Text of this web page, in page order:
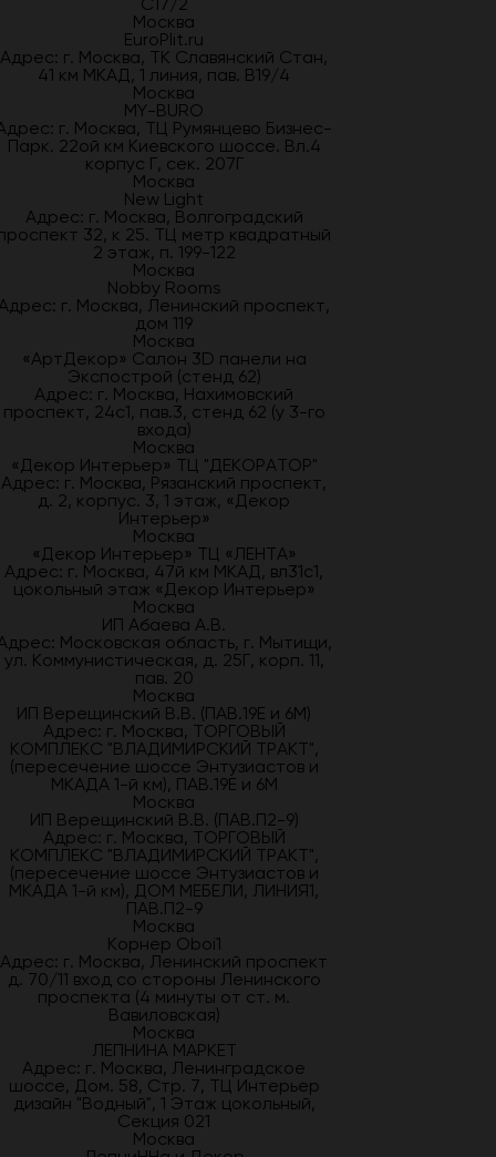
Москва
EuroPlit.ru
Адрес: г. Москва, ТК Славянский Стан,
41 км МКАД, 1 линия, пав. В19/4
Москва
MY-BURO
г. Москва, ТЦ Румянцево Бизнес-
Парк. 22ой км Киевского шоссе. Вл.4
корпус Г, сек. 207Г
Москва
New Light
Адрес: г. Москва, Волгоградский
32, к 25. ТЦ метр квадратный
2 этаж, п. 199-122
Москва
Nobby Rooms
г. Москва, Ленинский проспект,
дом 119
Москва
«АртДекор» Салон 3D панели на
Экспострой (стенд 62)
Адрес: г. Москва, Нахимовский
проспект, 24с1, пав.3, стенд 62 (у 3-го
входа)
Москва
«Декор Интерьер» ТЦ "ДЕКОРАТОР"
Адрес: г. Москва, Рязанский проспект,
д. 2, корпус. 3, 1 этаж, «Декор
Интерьер»
Москва
«Декор Интерьер» ТЦ «ЛЕНТА»
Адрес: г. Москва, 47й км МКАД, вл31с1,
цокольный этаж «Декор Интерьер»
Москва
ИП Абаева А.В.
Московская область, г. Мытищи,
ул. Коммунистическая, д. 25Г, корп. 11,
пав. 20
Москва
ИП Верещинский В.В. (ПАВ.19Е и 6М)
Адрес: г. Москва, ТОРГОВЫЙ
КОМПЛЕКС "ВЛАДИМИРСКИЙ ТРАКТ",
(пересечение шоссе Энтузиастов и
МКАДА 1-й км), ПАВ.19Е и 6М
Москва
ИП Верещинский В.В. (ПАВ.П2-9)
Адрес: г. Москва, ТОРГОВЫЙ
КОМПЛЕКС "ВЛАДИМИРСКИЙ ТРАКТ",
(пересечение шоссе Энтузиастов и
МКАДА 1-й км), ДОМ МЕБЕЛИ, ЛИНИЯ1,
ПАВ.П2-9
Москва
Корнер Oboi1
Адрес: г. Москва, Ленинский проспект
д. 70/11 вход со стороны Ленинского
проспекта (4 минуты от ст. м.
Вавиловская)
Москва
ЛЕПНИНА МАРКЕТ
Адрес: г. Москва, Ленинградское
шоссе, Дом. 58, Стр. 7, ТЦ Интерьер
дизайн "Водный", 1 Этаж цокольный,
Секция 021
Москва